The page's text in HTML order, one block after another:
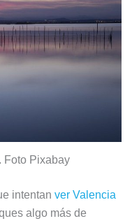
Foto Pixabay
intentan ver Valencia
algo más de